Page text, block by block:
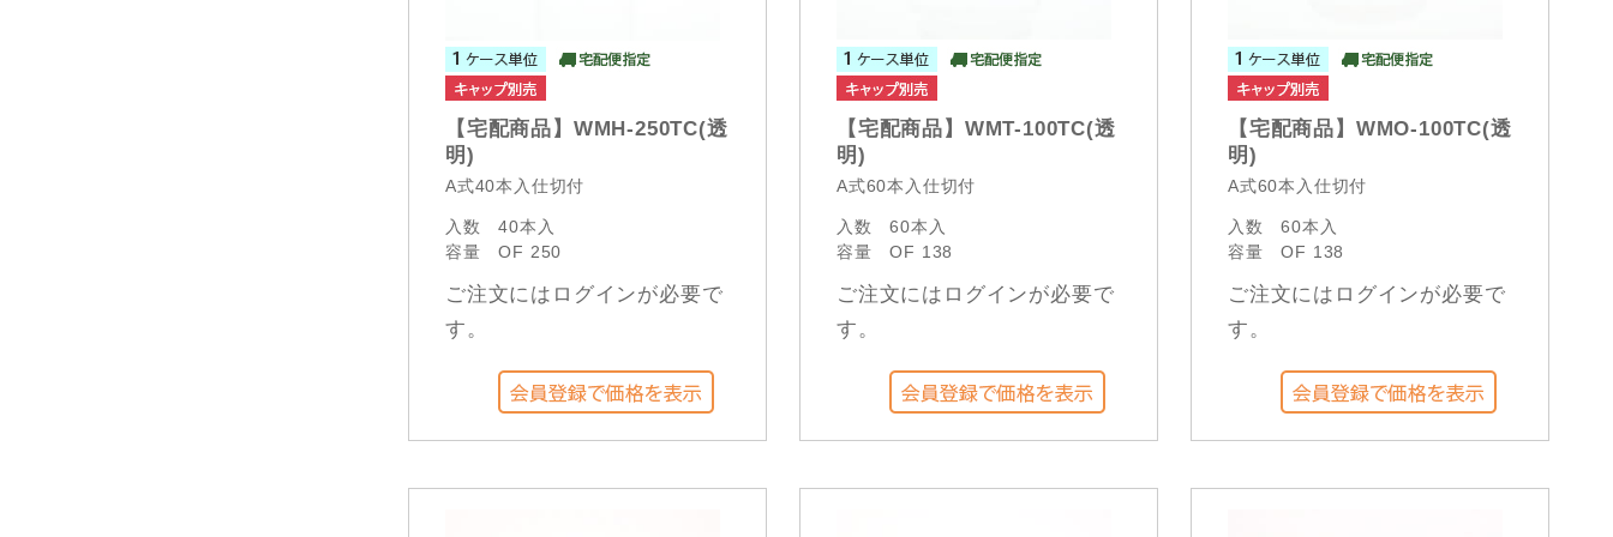
【宅配商品】WMH-250TC(透
明)
A式40本入仕切付
入数40本入
容量OF 250
ご注文にはログインが必要で
す。
【宅配商品】WMT-100TC(透
明)
A式60本入仕切付
入数60本入
容量OF 138
ご注文にはログインが必要で
す。
【宅配商品】WMO-100TC(透
明)
A式60本入仕切付
入数60本入
容量OF 138
ご注文にはログインが必要で
す。